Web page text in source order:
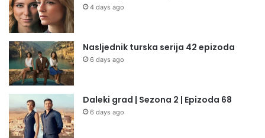
4 days ago
Nasljednik turska serija 42 epizoda
6 days ago
Daleki grad | Sezona 2 | Epizoda 68
6 days ago